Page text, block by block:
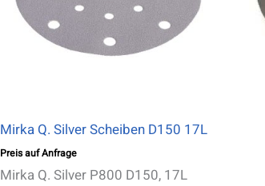
Mirka Q. Silver Scheiben D150 17L
Preis auf Anfrage
Mirka Q. Silver P800 D150, 17L